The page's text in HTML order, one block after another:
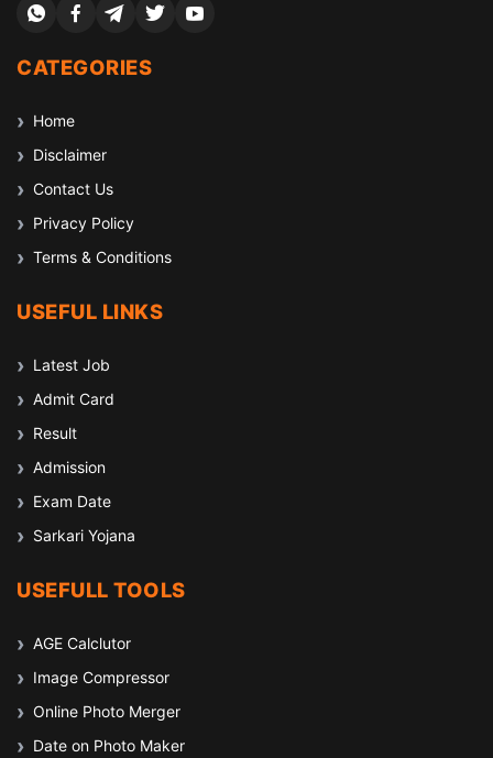
CATEGORIES
Home
Disclaimer
Contact Us
Privacy Policy
Terms & Conditions
USEFUL LINKS
Latest Job
Admit Card
Result
Admission
Exam Date
Sarkari Yojana
USEFULL TOOLS
AGE Calclutor
Image Compressor
Online Photo Merger
Date on Photo Maker